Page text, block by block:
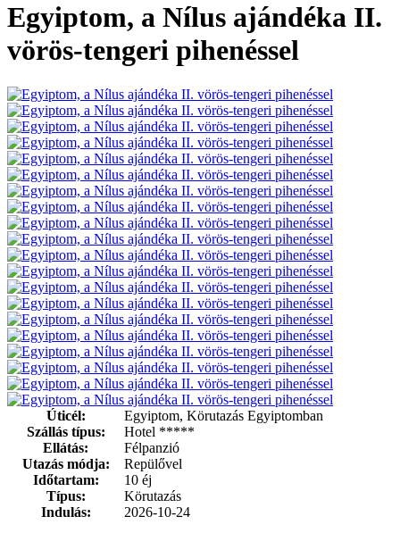
Egyiptom, a Nílus ajándéka II.
vörös-tengeri pihenéssel
Úticél:
Egyiptom, Körutazás Egyiptomban
Szállás típus:
Hotel *****
Ellátás:
Félpanzió
Utazás módja:
Repülővel
Időtartam:
10 éj
Típus:
Körutazás
Indulás:
2026-10-24